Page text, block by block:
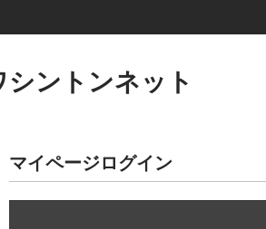
シントンネット
マイページログイン